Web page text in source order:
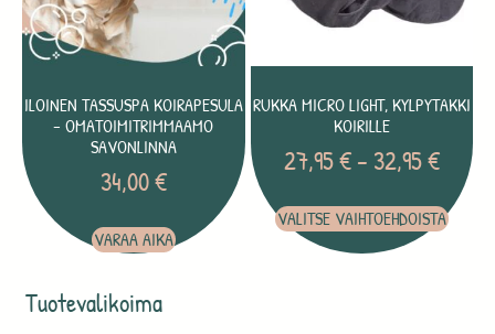
Tuotevalikoima
ILOINEN TASSUSPA KOIRAPESULA
– OMATOIMITRIMMAAMO
SAVONLINNA
34,00€
VARAA AIKA
RUKKA MICRO LIGHT, KYLPYTAKKI
KOIRILLE
27,95€ – 32,95€
VALITSE VAIHTOEHDOISTA